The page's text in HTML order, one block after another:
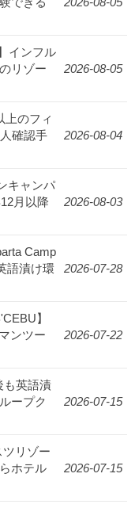
インフル
リゾー
2026-08-05
上のフィ
確認手
2026-08-04
キャンパ
月以降
2026-08-03
Camp
語漬け環
2026-07-28
】
ンツー
2026-07-22
も英語漬
ープク
2026-07-15
ツリゾー
ホテル
2026-07-15